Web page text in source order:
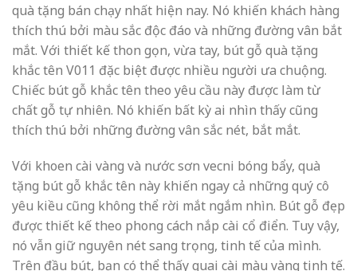
quà tặng bán chạy nhất hiện nay. Nó khiến khách hàng
thích thú bởi màu sắc độc đáo và những đường vân bắt
mắt. Với thiết kế thon gọn, vừa tay, bút gỗ quà tặng
khắc tên V011 đặc biệt được nhiều người ưa chuộng.
Chiếc bút gỗ khắc tên theo yêu cầu này được làm từ
chất gỗ tự nhiên. Nó khiến bất kỳ ai nhìn thấy cũng
thích thú bởi những đường vân sắc nét, bắt mắt.
Với khoen cài vàng và nước sơn vecni bóng bẩy, quà
tặng bút gỗ khắc tên này khiến ngay cả những quý cô
yêu kiều cũng không thể rời mắt ngắm nhìn. Bút gỗ đẹp
được thiết kế theo phong cách nắp cài cổ điển. Tuy vậy,
nó vẫn giữ nguyên nét sang trọng, tinh tế của mình.
Trên đầu bút, bạn có thể thấy quai cài màu vàng tinh tế.